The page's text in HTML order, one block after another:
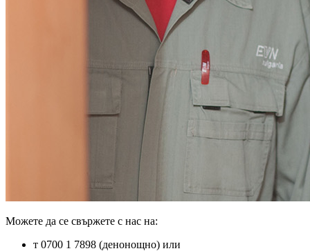
Можете да се свържете с нас на:
т 0700 1 7898 (денонощно) или